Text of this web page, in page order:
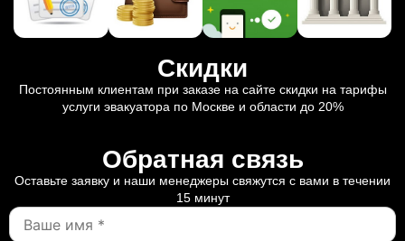
Скидки
Постоянным клиентам при заказе на сайте скидки на тарифы
услуги эвакуатора по Москве и области до 20%
Обратная связь
Оставьте заявку и наши менеджеры свяжутся с вами в течении
15 минут